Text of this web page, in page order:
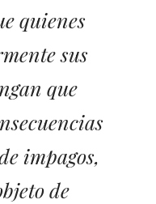
quienes
sus
que
impagos,
de